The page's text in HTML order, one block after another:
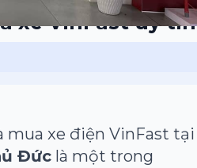
xe VinFast uy tín
mua xe điện VinFast tại
Đức là một trong